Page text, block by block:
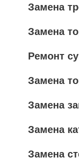
Замена
Замена
Ремонт
Замена
Замена
Замена
Замена